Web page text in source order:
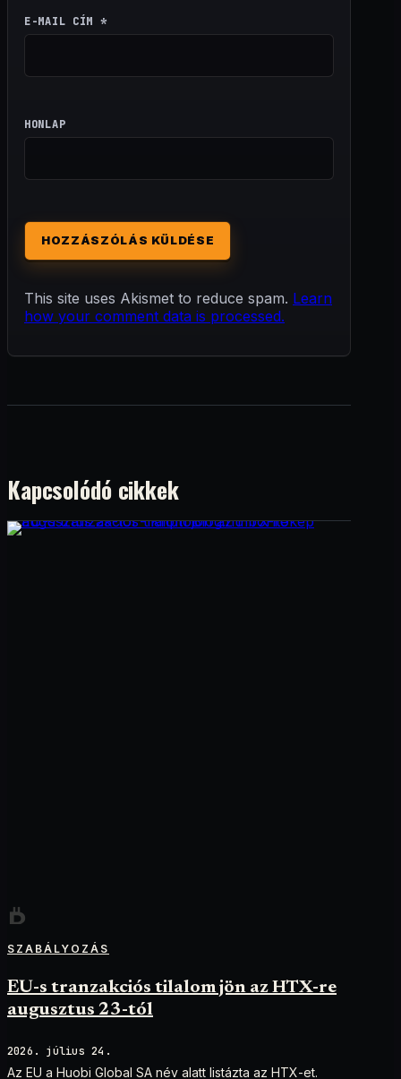
E-MAIL CÍM *
HONLAP
This site uses Akismet to reduce spam. Learn
how your comment data is processed.
Kapcsolódó cikkek
SZABÁLYOZÁS
EU-s tranzakciós tilalom jön az HTX-re
augusztus 23-tól
2026. július 24.
Az EU a Huobi Global SA név alatt listázta az HTX-et.